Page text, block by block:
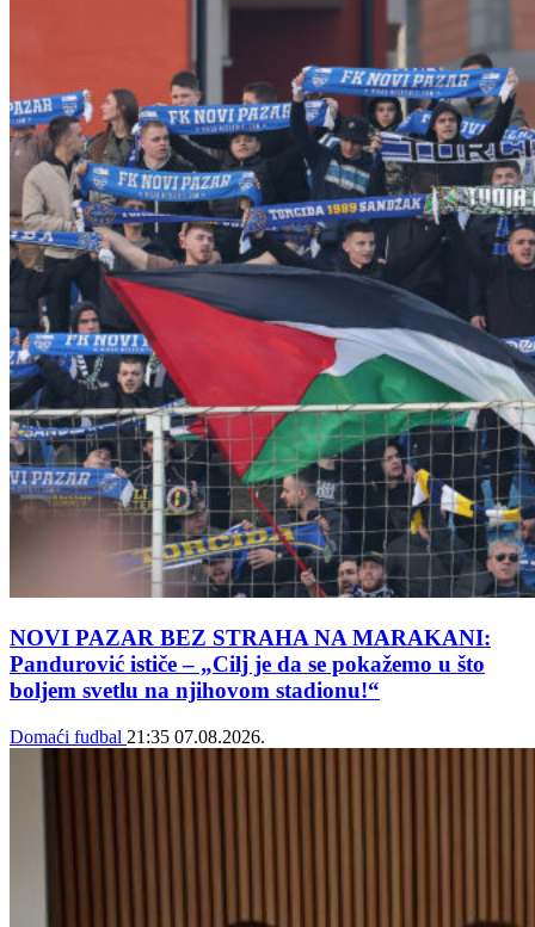
NOVI PAZAR BEZ STRAHA NA MARAKANI:
Pandurović ističe – „Cilj je da se pokažemo u što
boljem svetlu na njihovom stadionu!“
Domaći fudbal 21:35 07.08.2026.